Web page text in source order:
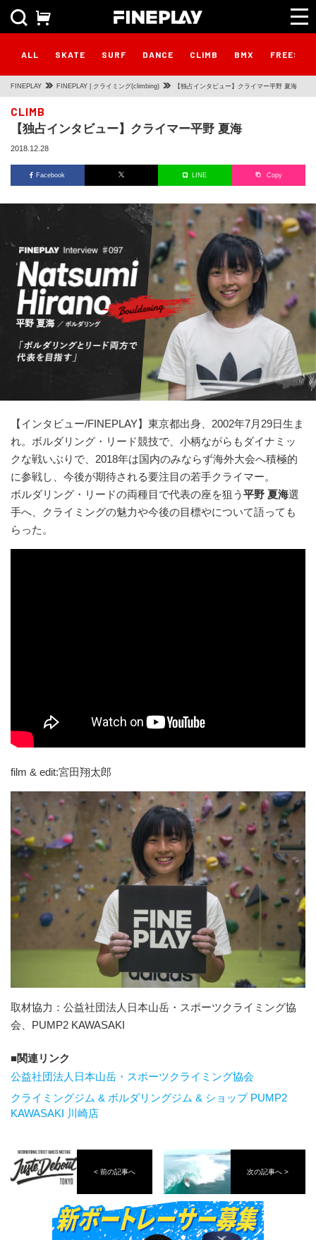
ALL SKATE SURF DANCE CLIMB BMX
FINEPLAY FINEPLAY | クライミング(climbing) 【独占インタビュー】クライマー平野 夏海
CLIMB
【独占インタビュー】クライマー平野 夏海
2018.12.28
Facebook LINE Copy
【インタビュー/FINEPLAY】東京都出身、2002年7月29日生ま
れ。ボルダリング・リード競技で、小柄ながらもダイナミッ
クな戦いぶりで、2018年は国内のみならず海外大会へ積極的
に参戦し、今後が期待される要注目の若手クライマー。
ボルダリング・リードの両種目で代表の座を狙う 平野 夏海選
手へ、クライミングの魅力や今後の目標やについて語っても
らった。
film & edit:宮田翔太郎
取材協力：公益社団法人日本山岳・スポーツクライミング協
会、PUMP2 KAWASAKI
関連リンク
公益社団法人日本山岳・スポーツクライミング協会
クライミングジム & ボルダリングジム & ショップ PUMP2
KAWASAKI 川崎店
< 前の記事へ 次の記事へ >